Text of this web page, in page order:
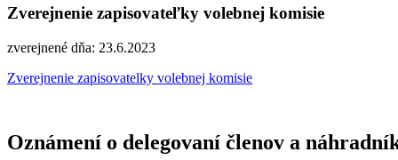
Zverejnenie zapisovateľky volebnej komisie
zverejnené dňa: 23.6.2023
Zverejnenie zapisovatelky volebnej komisie
Oznámení o delegovaní členov a